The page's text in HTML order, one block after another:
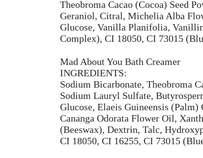
Theobroma Cacao (Cocoa) Seed
Geraniol, Citral, Michelia Alba
Glucose, Vanilla Planifolia,
Complex), CI 18050, CI 73015
Mad About You Bath Creamer
INGREDIENTS:
Sodium Bicarbonate, Theobroma
Sodium Lauryl Sulfate,
Glucose, Elaeis Guineensis
Cananga Odorata Flower Oil,
(Beeswax), Dextrin, Talc,
CI 18050, CI 16255, CI 73015